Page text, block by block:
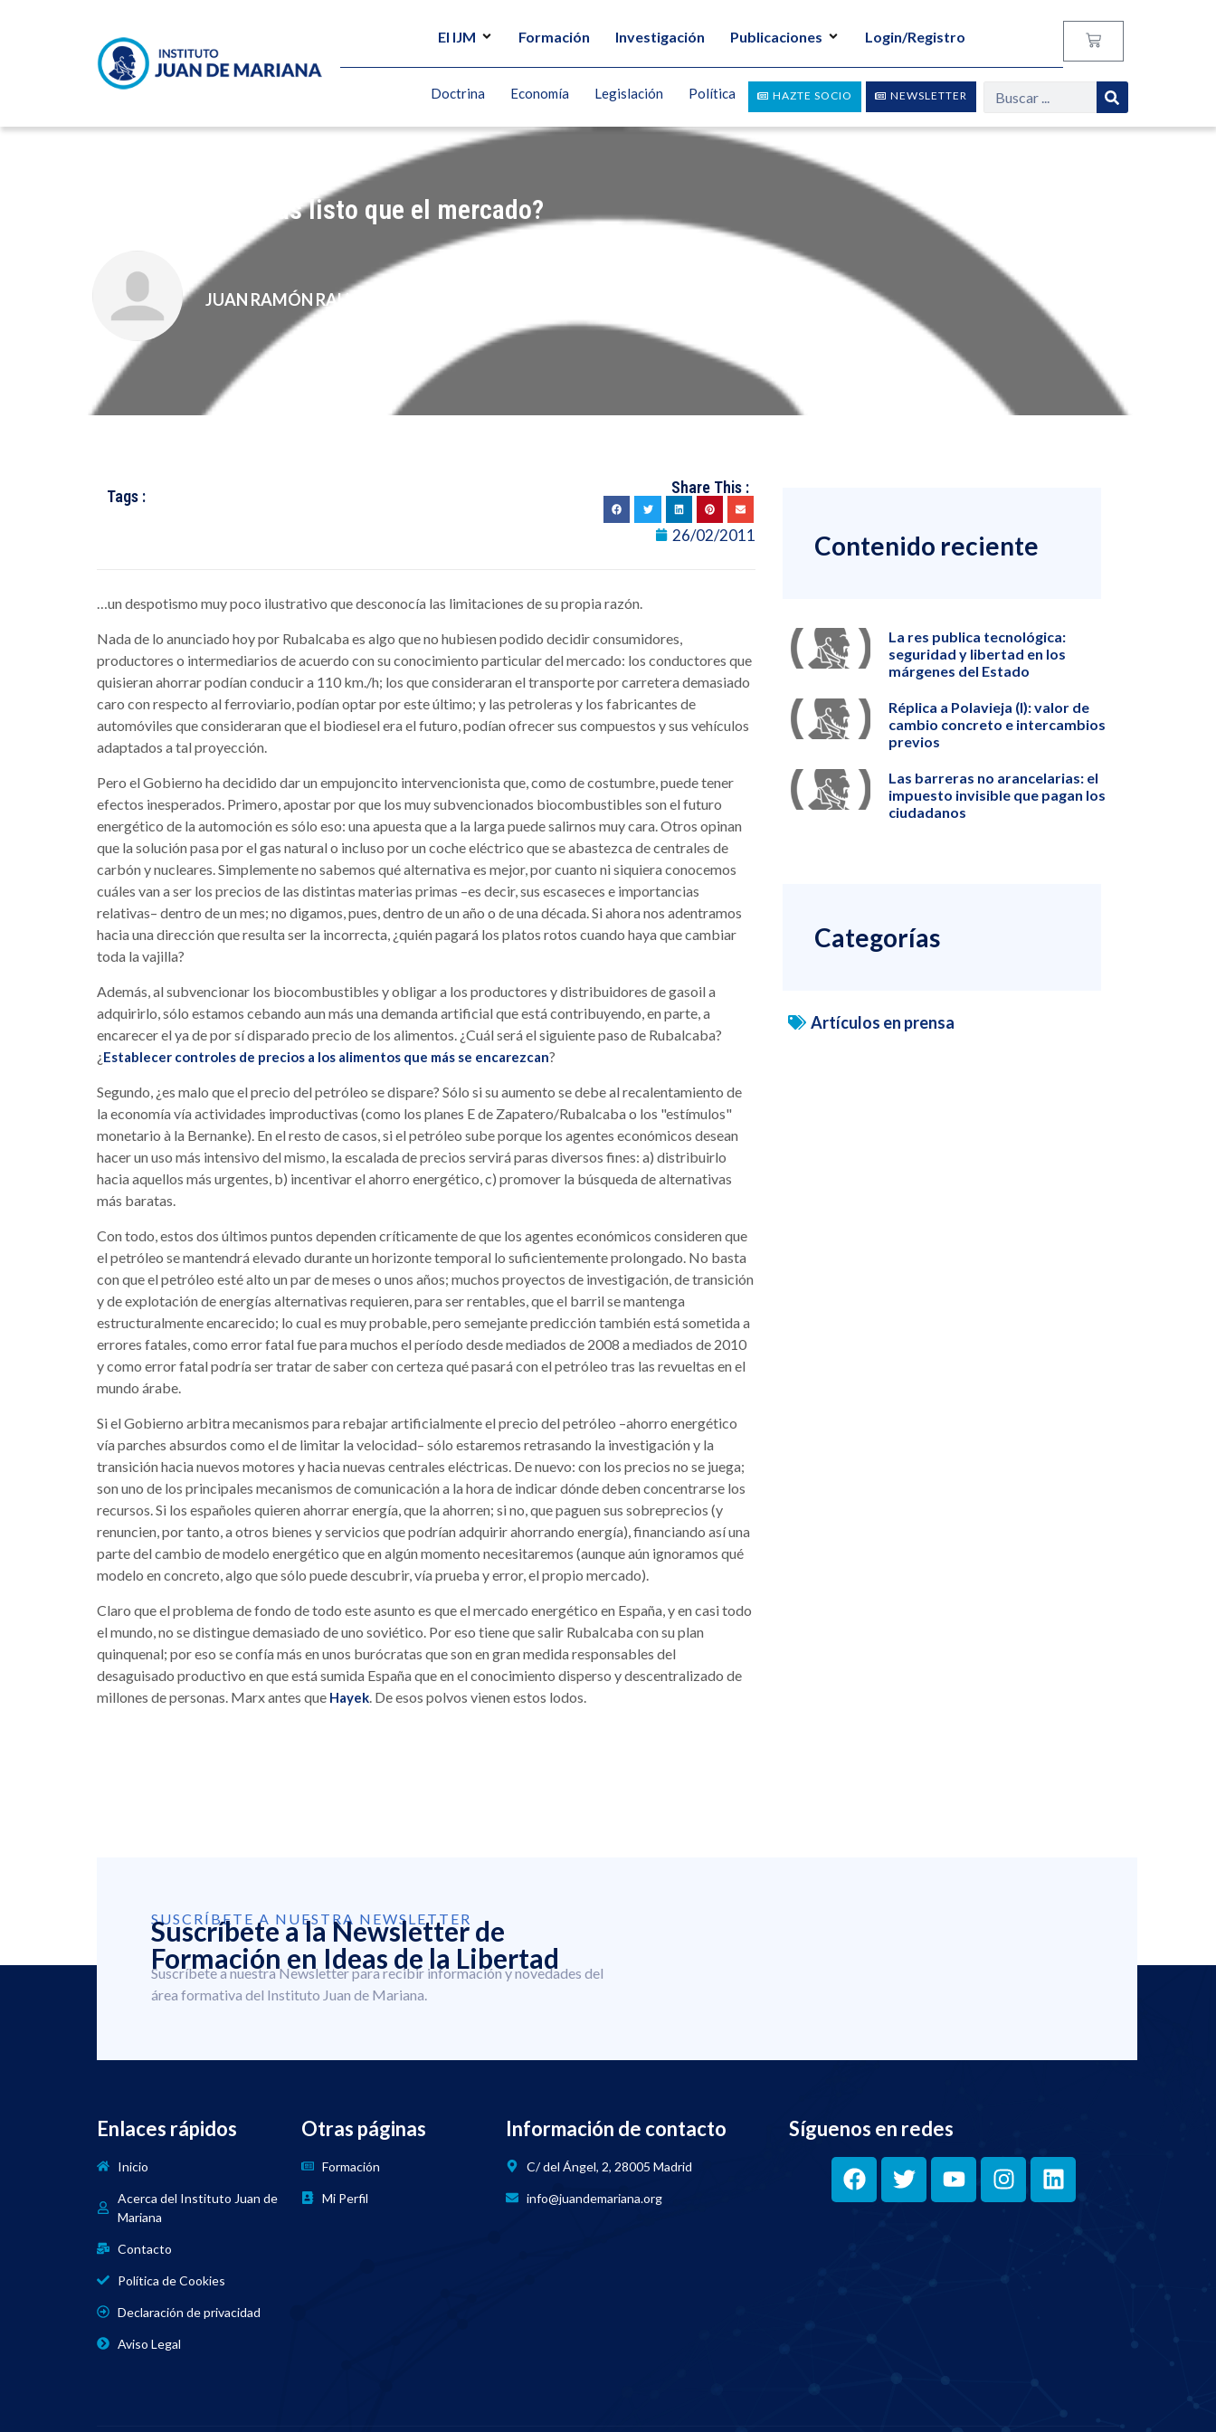
El IJM Formación Investigación Publicaciones Login/Registro
NEWSLETTER
HAZTE SOCIO
Doctrina Economía Legislación Política
¿Es Rubalcaba más listo que el mercado?
JUAN RAMÓN RALLO
Tags : Share This :
26/02/2011
…un despotismo muy poco ilustrativo que desconocía las limitaciones de su propia razón.
Nada de lo anunciado hoy por Rubalcaba es algo que no hubiesen podido decidir consumidores,
productores o intermediarios de acuerdo con su conocimiento particular del mercado: los conductores que
quisieran ahorrar podían conducir a 110 km./h; los que consideraran el transporte por carretera demasiado
caro con respecto al ferroviario, podían optar por este último; y las petroleras y los fabricantes de
automóviles que consideraran que el biodiesel era el futuro, podían ofrecer sus compuestos y sus vehículos
adaptados a tal proyección.
Pero el Gobierno ha decidido dar un empujoncito intervencionista que, como de costumbre, puede tener
efectos inesperados. Primero, apostar por que los muy subvencionados biocombustibles son el futuro
energético de la automoción es sólo eso: una apuesta que a la larga puede salirnos muy cara. Otros opinan
que la solución pasa por el gas natural o incluso por un coche eléctrico que se abastezca de centrales de
carbón y nucleares. Simplemente no sabemos qué alternativa es mejor, por cuanto ni siquiera conocemos
cuáles van a ser los precios de las distintas materias primas –es decir, sus escaseces e importancias
relativas– dentro de un mes; no digamos, pues, dentro de un año o de una década. Si ahora nos adentramos
hacia una dirección que resulta ser la incorrecta, ¿quién pagará los platos rotos cuando haya que cambiar
toda la vajilla?
Además, al subvencionar los biocombustibles y obligar a los productores y distribuidores de gasoil a
adquirirlo, sólo estamos cebando aun más una demanda artificial que está contribuyendo, en parte, a
encarecer el ya de por sí disparado precio de los alimentos. ¿Cuál será el siguiente paso de Rubalcaba?
¿Establecer controles de precios a los alimentos que más se encarezcan?
Segundo, ¿es malo que el precio del petróleo se dispare? Sólo si su aumento se debe al recalentamiento de
la economía vía actividades improductivas (como los planes E de Zapatero/Rubalcaba o los "estímulos"
monetario à la Bernanke). En el resto de casos, si el petróleo sube porque los agentes económicos desean
hacer un uso más intensivo del mismo, la escalada de precios servirá paras diversos fines: a) distribuirlo
hacia aquellos más urgentes, b) incentivar el ahorro energético, c) promover la búsqueda de alternativas
más baratas.
Con todo, estos dos últimos puntos dependen críticamente de que los agentes económicos consideren que
el petróleo se mantendrá elevado durante un horizonte temporal lo suficientemente prolongado. No basta
con que el petróleo esté alto un par de meses o unos años; muchos proyectos de investigación, de transición
y de explotación de energías alternativas requieren, para ser rentables, que el barril se mantenga
estructuralmente encarecido; lo cual es muy probable, pero semejante predicción también está sometida a
errores fatales, como error fatal fue para muchos el período desde mediados de 2008 a mediados de 2010
y como error fatal podría ser tratar de saber con certeza qué pasará con el petróleo tras las revueltas en el
mundo árabe.
Si el Gobierno arbitra mecanismos para rebajar artificialmente el precio del petróleo –ahorro energético
vía parches absurdos como el de limitar la velocidad– sólo estaremos retrasando la investigación y la
transición hacia nuevos motores y hacia nuevas centrales eléctricas. De nuevo: con los precios no se juega;
son uno de los principales mecanismos de comunicación a la hora de indicar dónde deben concentrarse los
recursos. Si los españoles quieren ahorrar energía, que la ahorren; si no, que paguen sus sobreprecios (y
renuncien, por tanto, a otros bienes y servicios que podrían adquirir ahorrando energía), financiando así una
parte del cambio de modelo energético que en algún momento necesitaremos (aunque aún ignoramos qué
modelo en concreto, algo que sólo puede descubrir, vía prueba y error, el propio mercado).
Claro que el problema de fondo de todo este asunto es que el mercado energético en España, y en casi todo
el mundo, no se distingue demasiado de uno soviético. Por eso tiene que salir Rubalcaba con su plan
quinquenal; por eso se confía más en unos burócratas que son en gran medida responsables del
desaguisado productivo en que está sumida España que en el conocimiento disperso y descentralizado de
millones de personas. Marx antes que Hayek . De esos polvos vienen estos lodos.
Contenido reciente
La res publica tecnológica:
seguridad y libertad en los
márgenes del Estado
Réplica a Polavieja (I): valor de
cambio concreto e intercambios
previos
Las barreras no arancelarias: el
impuesto invisible que pagan los
ciudadanos
Categorías
Artículos en prensa
SUSCRÍBETE A NUESTRA NEWSLETTER
Suscríbete a la Newsletter de
Formación en Ideas de la Libertad
Suscríbete a nuestra Newsletter para recibir información y novedades del
área formativa del Instituto Juan de Mariana.
Enlaces rápidos
Inicio
Acerca del Instituto Juan de
Mariana
Contacto
Política de Cookies
Declaración de privacidad
Aviso Legal
Otras páginas
Formación
Mi Perfil
Información de contacto
C/ del Ángel, 2, 28005 Madrid
info@juandemariana.org
Síguenos en redes